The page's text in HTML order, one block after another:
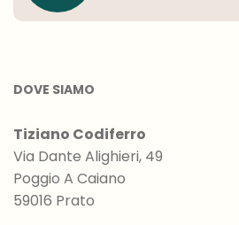
DOVE SIAMO
Tiziano Codiferro
Via Dante Alighieri, 49
Poggio A Caiano
59016 Prato